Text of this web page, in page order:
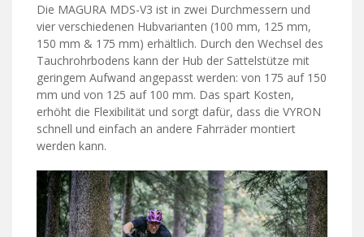
Die MAGURA MDS-V3 ist in zwei Durchmessern und
vier verschiedenen Hubvarianten (100 mm, 125 mm,
150 mm & 175 mm) erhältlich. Durch den Wechsel des
Tauchrohrbodens kann der Hub der Sattelstütze mit
geringem Aufwand angepasst werden: von 175 auf 150
mm und von 125 auf 100 mm. Das spart Kosten,
erhöht die Flexibilität und sorgt dafür, dass die VYRON
schnell und einfach an andere Fahrräder montiert
werden kann.